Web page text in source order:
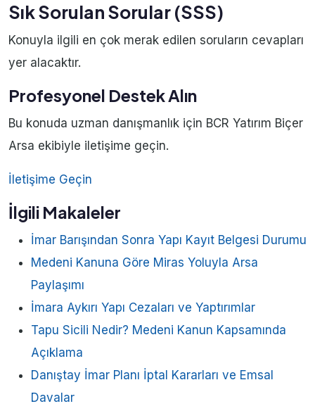
Sık Sorulan Sorular (SSS)
Konuyla ilgili en çok merak edilen soruların cevapları
yer alacaktır.
Profesyonel Destek Alın
Bu konuda uzman danışmanlık için BCR Yatırım Biçer
Arsa ekibiyle iletişime geçin.
İletişime Geçin
İlgili Makaleler
İmar Barışından Sonra Yapı Kayıt Belgesi Durumu
Medeni Kanuna Göre Miras Yoluyla Arsa
Paylaşımı
İmara Aykırı Yapı Cezaları ve Yaptırımlar
Tapu Sicili Nedir? Medeni Kanun Kapsamında
Açıklama
Danıştay İmar Planı İptal Kararları ve Emsal
Davalar